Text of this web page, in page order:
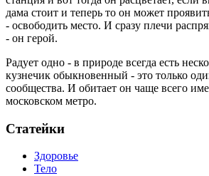
дама стоит и теперь то он может
- освободить место. И сразу плечи
- он герой.
Радует одно - в природе всегда есть
кузнечик обыкновенный - это только
сообщества. И обитает он чаще всего
московском метро.
Статейки
Здоровье
Тело